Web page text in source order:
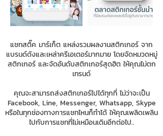
แชทสติ๊ค มาร์เก็ต แหล่งรวมผลงานสติกเกอร์ จาก
แบรนด์ดังและเหล่าครีเอเตอร์มากมาย โดยจัดหมวดหมู่
สติกเกอร์ และจัดอันดับสติกเกอร์สุดฮิต ให้คุณไม่ตก
เทรนด์
คุณจะสามารถส่งสติกเกอร์ไปได้ทุกที่ ไม่ว่าจะเป็น
Facebook, Line, Messenger, Whatsapp, Skype
หรือในทุกช่องทางการแชทไหนก็ทำได้ ให้คุณเพลิดเพลิน
ไปกับการแชทที่ไม่เหมือนเดิมอีกต่อไป..